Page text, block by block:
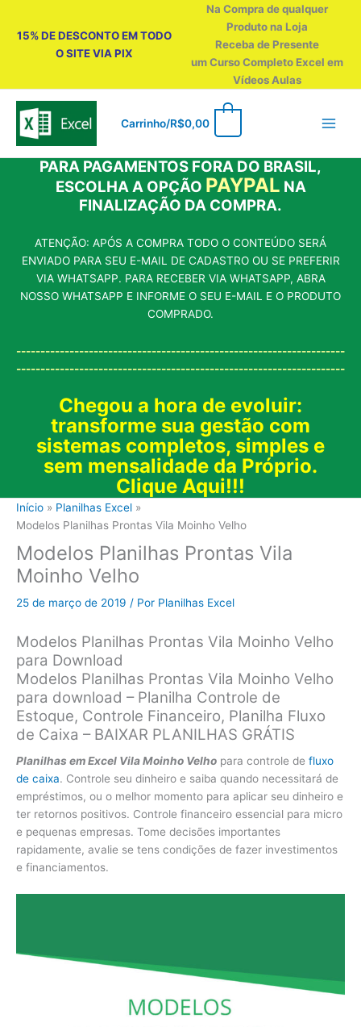
15% DE DESCONTO EM TODO
O SITE VIA PIX
Na Compra de qualquer
Produto na Loja
Receba de Presente
um Curso Completo Excel em
Vídeos Aulas
Carrinho/R$0,00
PARA PAGAMENTOS FORA DO BRASIL,
ESCOLHA A OPÇÃO PAYPAL NA
FINALIZAÇÃO DA COMPRA.
ATENÇÃO: APÓS A COMPRA TODO O CONTEÚDO SERÁ
ENVIADO PARA SEU E-MAIL DE CADASTRO OU SE PREFERIR
VIA WHATSAPP. PARA RECEBER VIA WHATSAPP, ABRA
NOSSO WHATSAPP E INFORME O SEU E-MAIL E O PRODUTO
COMPRADO.
--------------------------------------------------------------------
--------------------------------------------------------------------
Chegou a hora de evoluir:
transforme sua gestão com
sistemas completos, simples e
sem mensalidade da Próprio.
Clique Aqui!!!
Início
Planilhas Excel
Modelos Planilhas Prontas Vila Moinho Velho
Modelos Planilhas Prontas Vila
Moinho Velho
25 de março de 2019 / Por Planilhas Excel
Modelos Planilhas Prontas Vila Moinho Velho
para Download
Modelos Planilhas Prontas Vila Moinho Velho
para download – Planilha Controle de
Estoque, Controle Financeiro, Planilha Fluxo
de Caixa – BAIXAR PLANILHAS GRÁTIS
Planilhas em Excel Vila Moinho Velho para controle de fluxo
de caixa. Controle seu dinheiro e saiba quando necessitará de
empréstimos, ou o melhor momento para aplicar seu dinheiro e
ter retornos positivos. Controle financeiro essencial para micro
e pequenas empresas. Tome decisões importantes
rapidamente, avalie se tens condições de fazer investimentos
e financiamentos.